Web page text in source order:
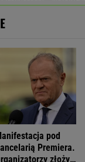
pod
Premiera.
złożyli